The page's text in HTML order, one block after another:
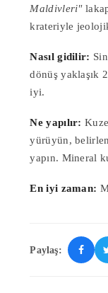
Maldivleri"
krateriyle
Nasıl gidilir:
dönüş yaklaşık
iyi.
Ne yapılır:
yürüyün,
yapın. Mineral
En iyi zaman:
Paylaş: